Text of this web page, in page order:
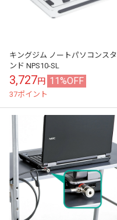
キングジム ノートパソコンスタ
ンド NPS10-SL
3,727円 11%OFF
37ポイント